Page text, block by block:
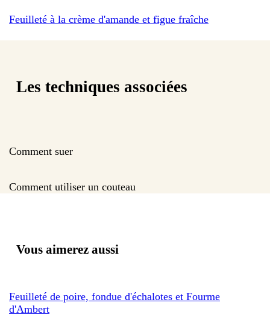
Feuilleté à la crème d'amande et figue fraîche
Les techniques associées
Comment suer
Comment utiliser un couteau
Vous aimerez aussi
Feuilleté de poire, fondue d'échalotes et Fourme
d'Ambert